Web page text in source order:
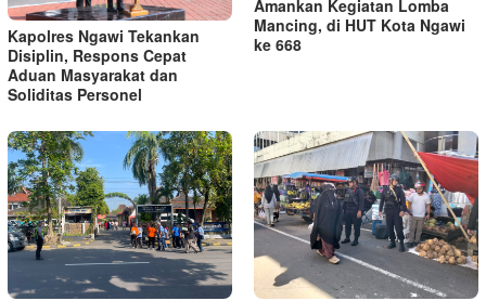
Kapolres Ngawi Tekankan
Disiplin, Respons Cepat
Aduan Masyarakat dan
Soliditas Personel
Amankan Kegiatan Lomba
Mancing, di HUT Kota Ngawi
ke 668